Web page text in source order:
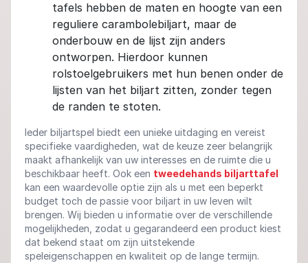
tafels hebben de maten en hoogte van een
reguliere carambolebiljart, maar de
onderbouw en de lijst zijn anders
ontworpen. Hierdoor kunnen
rolstoelgebruikers met hun benen onder de
lijsten van het biljart zitten, zonder tegen
de randen te stoten.
Ieder biljartspel biedt een unieke uitdaging en vereist
specifieke vaardigheden, wat de keuze zeer belangrijk
maakt afhankelijk van uw interesses en de ruimte die u
beschikbaar heeft. Ook een tweedehands biljarttafel
kan een waardevolle optie zijn als u met een beperkt
budget toch de passie voor biljart in uw leven wilt
brengen. Wij bieden u informatie over de verschillende
mogelijkheden, zodat u gegarandeerd een product kiest
dat bekend staat om zijn uitstekende
speleigenschappen en kwaliteit op de lange termijn.